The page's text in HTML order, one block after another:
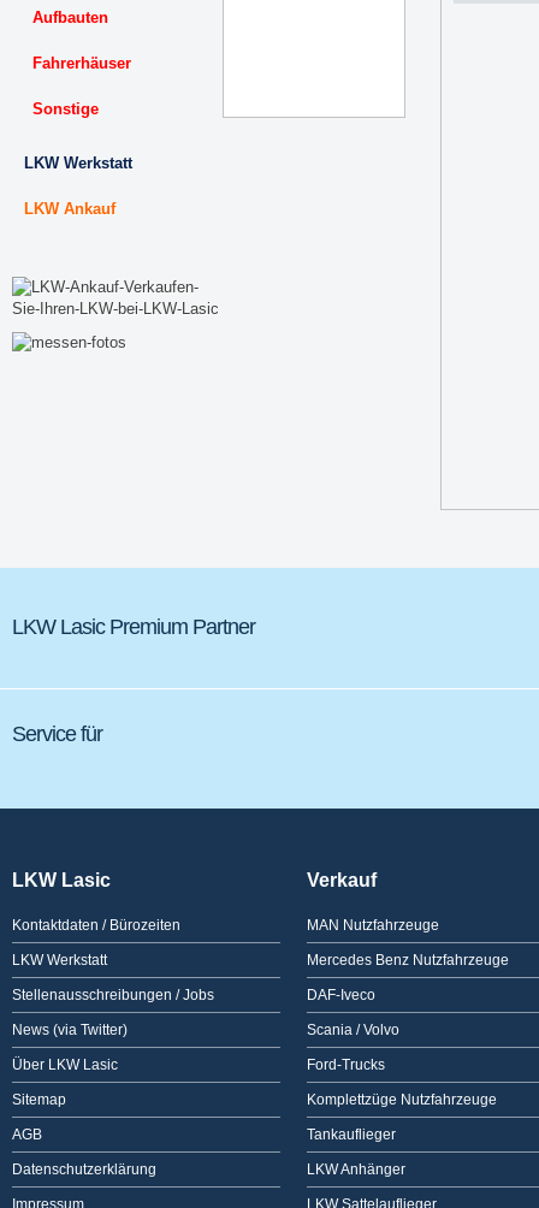
Aufbauten
Fahrerhäuser
Sonstige
LKW Werkstatt
LKW Ankauf
LKW Lasic Premium Partner
Service für
LKW Lasic
Kontaktdaten / Bürozeiten
LKW Werkstatt
Stellenausschreibungen / Jobs
News (via Twitter)
Über LKW Lasic
Sitemap
AGB
Datenschutzerklärung
Impressum
Verkauf
MAN Nutzfahrzeuge
Mercedes Benz Nutzfahrzeuge
DAF-Iveco
Scania / Volvo
Ford-Trucks
Komplettzüge Nutzfahrzeuge
Tankauflieger
LKW Anhänger
LKW Sattelauflieger